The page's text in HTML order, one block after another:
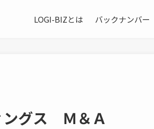
LOGI-BIZとは バックナンバー
ングス Ｍ＆Ａ